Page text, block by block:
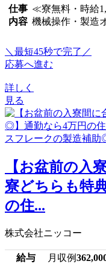
仕事
内容
≪寮無料・時給
機械操作・製造
＼最短45秒で完了／
応募へ進む
詳しく
見る
【お盆前の入
寮どちらも特
の住...
株式会社ニッコー
給与 月収例